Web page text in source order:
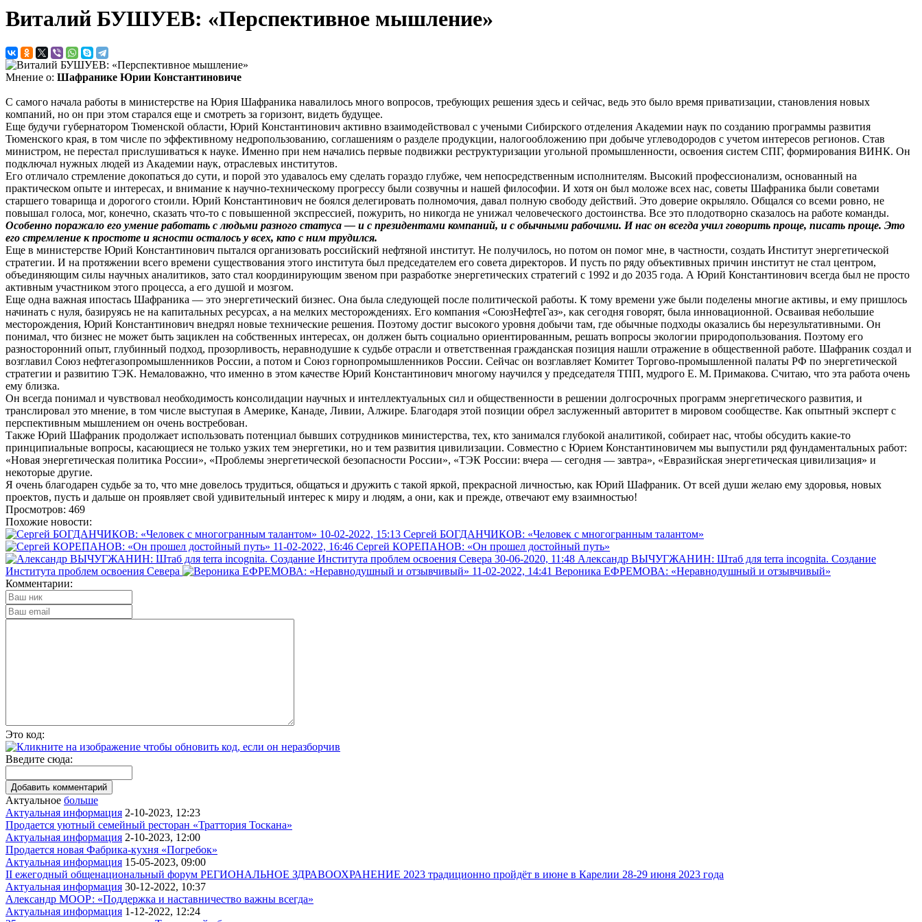
Виталий БУШУЕВ: «Перспективное мышление»
Мнение о: Шафранике Юрии Константиновиче
С самого начала работы в министерстве на Юрия Шафраника навалилось много вопросов, требующих решения здесь и сейчас, ведь это было время приватизации, становления новых
компаний, но он при этом старался еще и смотреть за горизонт, видеть будущее.
Еще будучи губернатором Тюменской области, Юрий Константинович активно взаимодействовал с учеными Сибирского отделения Академии наук по созданию программы развития
Тюменского края, в том числе по эффективному недропользованию, соглашениям о разделе продукции, налогообложению при добыче углеводородов с учетом интересов регионов. Став
министром, не перестал прислушиваться к науке. Именно при нем начались первые подвижки реструктуризации угольной промышленности, освоения систем СПГ, формирования ВИНК. Он
подключал нужных людей из Академии наук, отраслевых институтов.
Его отличало стремление докопаться до сути, и порой это удавалось ему сделать гораздо глубже, чем непосредственным исполнителям. Высокий профессионализм, основанный на
практическом опыте и интересах, и внимание к научно-техническому прогрессу были созвучны и нашей философии. И хотя он был моложе всех нас, советы Шафраника были советами
старшего товарища и дорогого стоили. Юрий Константинович не боялся делегировать полномочия, давал полную свободу действий. Это доверие окрыляло. Общался со всеми ровно, не
повышал голоса, мог, конечно, сказать что-то с повышенной экспрессией, пожурить, но никогда не унижал человеческого достоинства. Все это плодотворно сказалось на работе команды.
Особенно поражало его умение работать с людьми разного статуса — и с президентами компаний, и с обычными рабочими. И нас он всегда учил говорить проще, писать проще. Это
его стремление к простоте и ясности осталось у всех, кто с ним трудился.
Еще в министерстве Юрий Константинович пытался организовать российский нефтяной институт. Не получилось, но потом он помог мне, в частности, создать Институт энергетической
стратегии. И на протяжении всего времени существования этого института был председателем его совета директоров. И пусть по ряду объективных причин институт не стал центром,
объединяющим силы научных аналитиков, зато стал координирующим звеном при разработке энергетических стратегий с 1992 и до 2035 года. А Юрий Константинович всегда был не просто
активным участником этого процесса, а его душой и мозгом.
Еще одна важная ипостась Шафраника — это энергетический бизнес. Она была следующей после политической работы. К тому времени уже были поделены многие активы, и ему пришлось
начинать с нуля, базируясь не на капитальных ресурсах, а на мелких месторождениях. Его компания «СоюзНефтеГаз», как сегодня говорят, была инновационной. Осваивая небольшие
месторождения, Юрий Константинович внедрял новые технические решения. Поэтому достиг высокого уровня добычи там, где обычные подходы оказались бы нерезультативными. Он
понимал, что бизнес не может быть зациклен на собственных интересах, он должен быть социально ориентированным, решать вопросы экологии природопользования. Поэтому его
разносторонний опыт, глубинный подход, прозорливость, неравнодушие к судьбе отрасли и ответственная гражданская позиция нашли отражение в общественной работе. Шафраник создал и
возглавил Союз нефтегазопромышленников России, а потом и Союз горнопромышленников России. Сейчас он возглавляет Комитет Торгово-промышленной палаты РФ по энергетической
стратегии и развитию ТЭК. Немаловажно, что именно в этом качестве Юрий Константинович многому научился у председателя ТПП, мудрого Е. М. Примакова. Считаю, что эта работа очень
ему близка.
Он всегда понимал и чувствовал необходимость консолидации научных и интеллектуальных сил и общественности в решении долгосрочных программ энергетического развития, и
транслировал это мнение, в том числе выступая в Америке, Канаде, Ливии, Алжире. Благодаря этой позиции обрел заслуженный авторитет в мировом сообществе. Как опытный эксперт с
перспективным мышлением он очень востребован.
Также Юрий Шафраник продолжает использовать потенциал бывших сотрудников министерства, тех, кто занимался глубокой аналитикой, собирает нас, чтобы обсудить какие-то
принципиальные вопросы, касающиеся не только узких тем энергетики, но и тем развития цивилизации. Совместно с Юрием Константиновичем мы выпустили ряд фундаментальных работ:
«Новая энергетическая политика России», «Проблемы энергетической безопасности России», «ТЭК России: вчера — сегодня — завтра», «Евразийская энергетическая цивилизация» и
некоторые другие.
Я очень благодарен судьбе за то, что мне довелось трудиться, общаться и дружить с такой яркой, прекрасной личностью, как Юрий Шафраник. От всей души желаю ему здоровья, новых
проектов, пусть и дальше он проявляет свой удивительный интерес к миру и людям, а они, как и прежде, отвечают ему взаимностью!
Просмотров: 469
Похожие новости:
10-02-2022, 15:13 Сергей БОГДАНЧИКОВ: «Человек с многогранным талантом»
11-02-2022, 16:46 Сергей КОРЕПАНОВ: «Он прошел достойный путь»
30-06-2020, 11:48 Александр ВЫЧУГЖАНИН: Штаб для terra incognita. Создание
Института проблем освоения Севера
11-02-2022, 14:41 Вероника ЕФРЕМОВА: «Неравнодушный и отзывчивый»
Комментарии:
Это код:
Введите сюда:
Актуальное больше
Актуальная информация 2-10-2023, 12:23
Продается уютный семейный ресторан «Траттория Тоскана»
Актуальная информация 2-10-2023, 12:00
Продается новая Фабрика-кухня «Погребок»
Актуальная информация 15-05-2023, 09:00
II ежегодный общенациональный форум РЕГИОНАЛЬНОЕ ЗДРАВООХРАНЕНИЕ 2023 традиционно пройдёт в июне в Карелии 28-29 июня 2023 года
Актуальная информация 30-12-2022, 10:37
Александр МООР: «Поддержка и наставничество важны всегда»
Актуальная информация 1-12-2022, 12:24